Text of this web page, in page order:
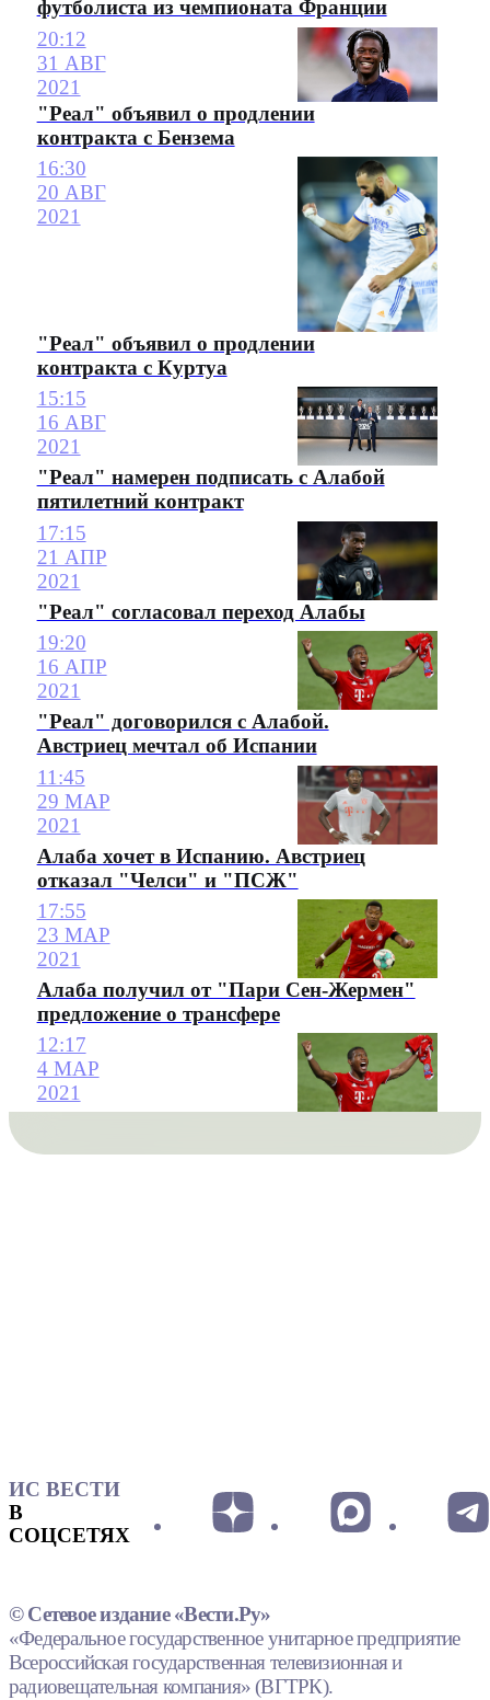
футболиста из чемпионата Франции
20:12
31 АВГ
2021
"Реал" объявил о продлении
контракта с Бензема
16:30
20 АВГ
2021
"Реал" объявил о продлении
контракта с Куртуа
15:15
16 АВГ
2021
"Реал" намерен подписать с Алабой
пятилетний контракт
17:15
21 АПР
2021
"Реал" согласовал переход Алабы
19:20
16 АПР
2021
"Реал" договорился с Алабой.
Австриец мечтал об Испании
11:45
29 МАР
2021
Алаба хочет в Испанию. Австриец
отказал "Челси" и "ПСЖ"
17:55
23 МАР
2021
Алаба получил от "Пари Сен-Жермен"
предложение о трансфере
12:17
4 МАР
2021
ИС ВЕСТИ
В
СОЦСЕТЯХ
© Сетевое издание «Вести.Ру»
«Федеральное государственное унитарное предприятие
Всероссийская государственная телевизионная и
радиовещательная компания» (ВГТРК).